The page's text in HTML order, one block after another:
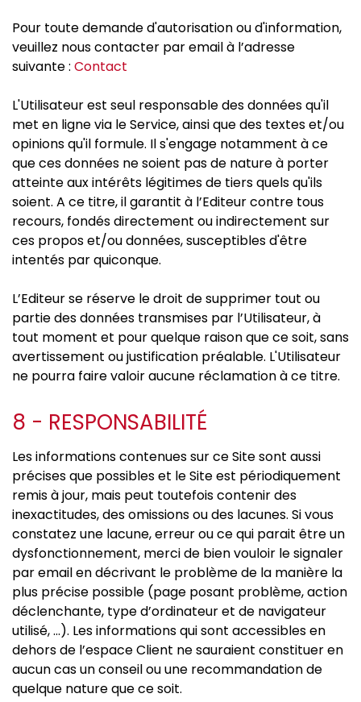
Pour toute demande d'autorisation ou d'information,
veuillez nous contacter par email à l’adresse
suivante : Contact
L'Utilisateur est seul responsable des données qu'il
met en ligne via le Service, ainsi que des textes et/ou
opinions qu'il formule. Il s'engage notamment à ce
que ces données ne soient pas de nature à porter
atteinte aux intérêts légitimes de tiers quels qu'ils
soient. A ce titre, il garantit à l’Editeur contre tous
recours, fondés directement ou indirectement sur
ces propos et/ou données, susceptibles d'être
intentés par quiconque.
L’Editeur se réserve le droit de supprimer tout ou
partie des données transmises par l’Utilisateur, à
tout moment et pour quelque raison que ce soit, sans
avertissement ou justification préalable. L'Utilisateur
ne pourra faire valoir aucune réclamation à ce titre.
8 - RESPONSABILITÉ
Les informations contenues sur ce Site sont aussi
précises que possibles et le Site est périodiquement
remis à jour, mais peut toutefois contenir des
inexactitudes, des omissions ou des lacunes. Si vous
constatez une lacune, erreur ou ce qui parait être un
dysfonctionnement, merci de bien vouloir le signaler
par email en décrivant le problème de la manière la
plus précise possible (page posant problème, action
déclenchante, type d’ordinateur et de navigateur
utilisé, …). Les informations qui sont accessibles en
dehors de l’espace Client ne sauraient constituer en
aucun cas un conseil ou une recommandation de
quelque nature que ce soit.